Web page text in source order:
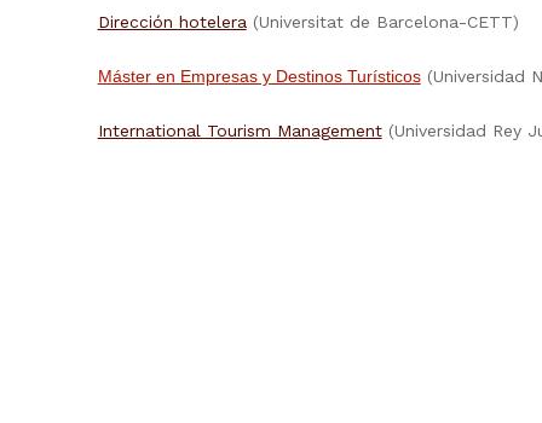
Dirección hotelera(Universitat de Barcelona-CETT)
Máster en Empresas y Destinos Turísticos(Universidad
International Tourism Management(Universidad Rey